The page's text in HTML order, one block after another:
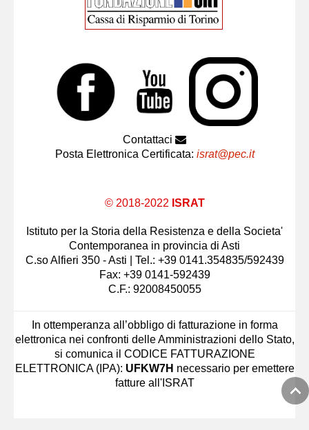
Contattaci
Posta Elettronica Certificata: israt@pec.it
© 2018-2022 ISRAT
Istituto per la Storia della Resistenza e della Societa'
Contemporanea in provincia di Asti
C.so Alfieri 350 - Asti | Tel.: +39 0141.354835/592439
Fax: +39 0141-592439
C.F.: 92008450055
In ottemperanza all’obbligo di fatturazione in forma
elettronica nei confronti delle Amministrazioni dello Stato,
si comunica il CODICE FATTURAZIONE
ELETTRONICA (IPA): UFKW7H necessario per emettere
fatture all'ISRAT